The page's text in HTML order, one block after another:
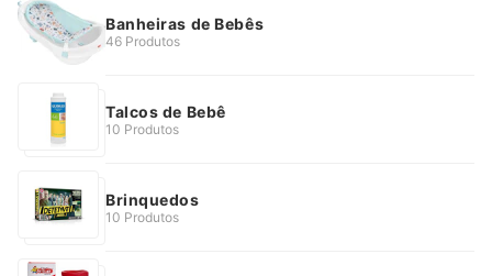
Banheiras de Bebês
46 Produtos
Talcos de Bebê
10 Produtos
Brinquedos
10 Produtos